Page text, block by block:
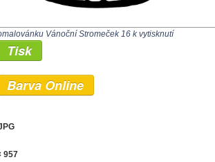
Vánoční Stromeček 16 k vytisknutí
Tisk
Barva Online
957